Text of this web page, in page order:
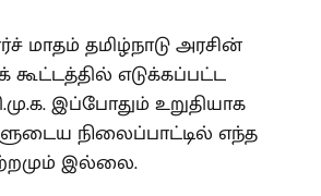
மாதம் தமிழ்நாடு அரசின்
எடுக்கப்பட்ட
இப்போதும் உறுதியாக
நிலைப்பாட்டில் எந்த
இல்லை.